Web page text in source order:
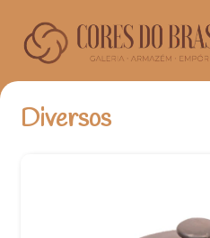
Diversos